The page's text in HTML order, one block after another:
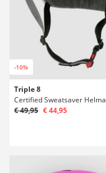
-10%
Triple 8
Certified Sweatsaver Helma
€ 49,95 € 44,95